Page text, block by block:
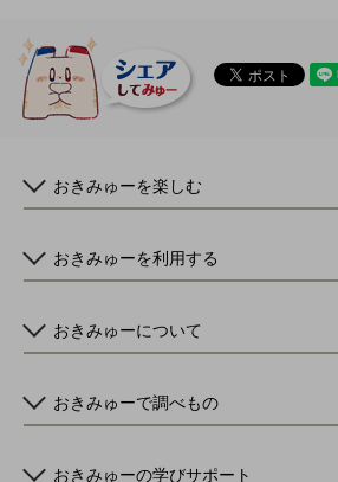
おきみゅーを楽しむ
おきみゅーを利用する
おきみゅーについて
おきみゅーで調べもの
おきみゅーの学びサポート